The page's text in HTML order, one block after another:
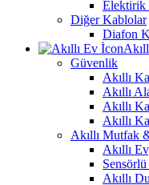
Elektirik
Diğer Kablolar
Diafon
Güvenlik
Akıllı
Akıllı
Akıllı
Akıllı
Akıllı Mutfak
Akıllı
Akıllı